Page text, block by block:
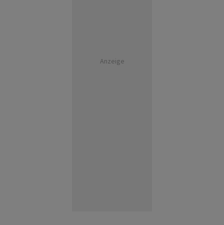
Anzeige